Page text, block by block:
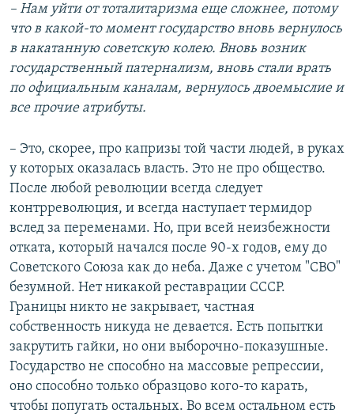
– Нам уйти от тоталитаризма еще сложнее, потому
что в какой-то момент государство вновь вернулось
в накатанную советскую колею. Вновь возник
государственный патернализм, вновь стали врать
по официальным каналам, вернулось двоемыслие и
все прочие атрибуты.
– Это, скорее, про капризы той части людей, в руках
у которых оказалась власть. Это не про общество.
После любой революции всегда следует
контрреволюция, и всегда наступает термидор
вслед за переменами. Но, при всей неизбежности
отката, который начался после 90-х годов, ему до
Советского Союза как до неба. Даже с учетом "СВО"
безумной. Нет никакой реставрации СССР.
Границы никто не закрывает, частная
собственность никуда не девается. Есть попытки
закрутить гайки, но они выборочно-показушные.
Государство не способно на массовые репрессии,
оно способно только образцово кого-то карать,
чтобы попугать остальных. Во всем остальном есть